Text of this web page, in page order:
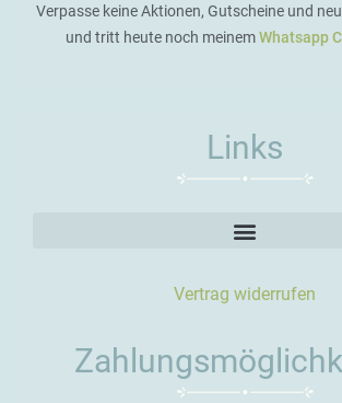
Verpasse keine Aktionen, Gutscheine und
und tritt heute noch meinemWhatsapp
Links
Vertrag widerrufen